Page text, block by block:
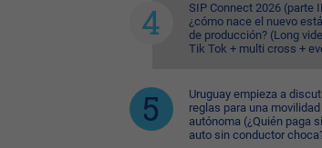
SIP Connect 2026 (parte
¿cómo nace el nuevo
de producción? (Long
Tik Tok + multi cross +
Uruguay empieza a
reglas para una movilidad
autónoma (¿Quién paga
auto sin conductor